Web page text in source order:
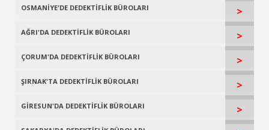
OSMANİYE'DE DEDEKTİFLİK BÜROLARI >
AĞRI'DA DEDEKTİFLİK BÜROLARI >
ÇORUM'DA DEDEKTİFLİK BÜROLARI >
ŞIRNAK'TA DEDEKTİFLİK BÜROLARI >
GİRESUN'DA DEDEKTİFLİK BÜROLARI >